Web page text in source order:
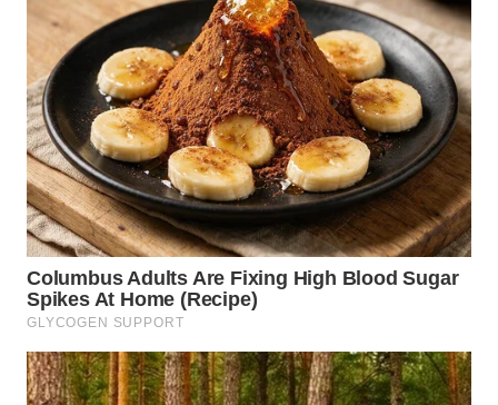
WN
BOROBUDUR
WN
MADURA
WN
SURABAYA
WN
NATUNA
WN
BINTAN